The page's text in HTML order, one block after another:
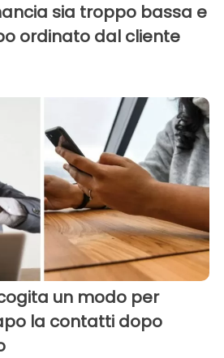
sia troppo bassa e
ordinato dal cliente
un modo per
la contatti dopo